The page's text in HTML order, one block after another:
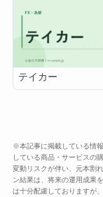
テイカー
※本記事に掲載している情
している商品・サービスの
変動リスクが伴い、元本割
ン結果は、将来の運用成果
は十分配慮しておりますが